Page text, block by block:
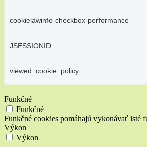
cookielawinfo-checkbox-performance
JSESSIONID
viewed_cookie_policy
Funkčné
Funkčné
Funkčné cookies pomáhajú vykonávať isté
Výkon
Výkon